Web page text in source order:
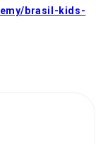
brasil-kids-